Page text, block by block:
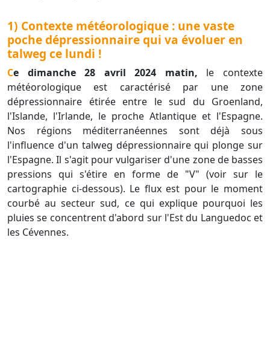
1) Contexte météorologique : une vaste
poche dépressionnaire qui va évoluer en
talweg ce lundi !
Ce dimanche 28 avril 2024 matin, le contexte
météorologique est caractérisé par une zone
dépressionnaire étirée entre le sud du Groenland,
l'Islande, l'Irlande, le proche Atlantique et l'Espagne.
Nos régions méditerranéennes sont déjà sous
l'influence d'un talweg dépressionnaire qui plonge sur
l'Espagne. Il s'agit pour vulgariser d'une zone de basses
pressions qui s'étire en forme de "V" (voir sur le
cartographie ci-dessous). Le flux est pour le moment
courbé au secteur sud, ce qui explique pourquoi les
pluies se concentrent d'abord sur l'Est du Languedoc et
les Cévennes.